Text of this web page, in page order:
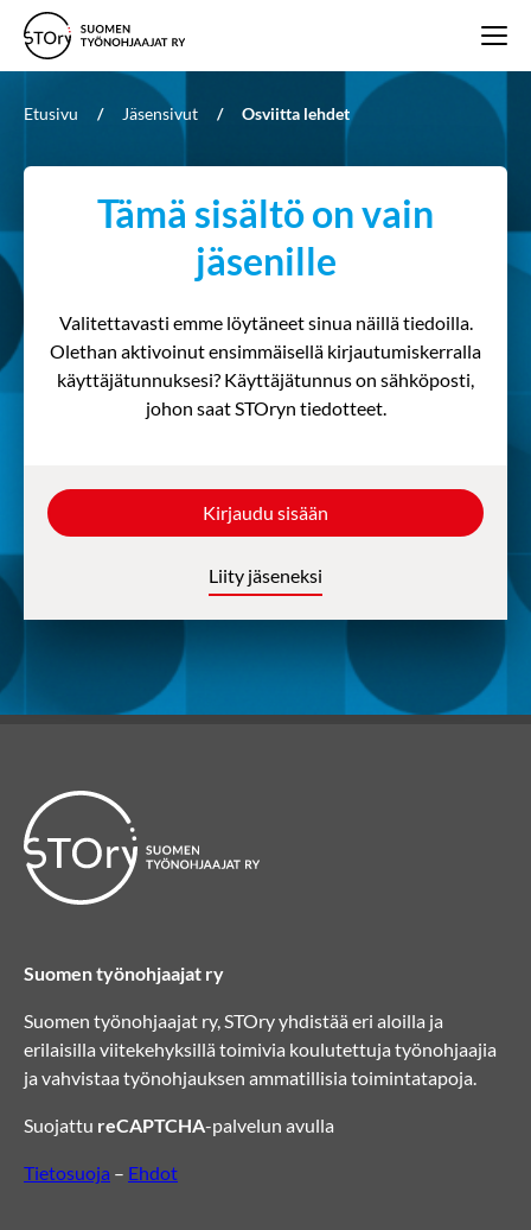
Etusivu / Jäsensivut / Osviitta lehdet
Tämä sisältö on vain
jäsenille
Valitettavasti emme löytäneet sinua näillä tiedoilla.
Olethan aktivoinut ensimmäisellä kirjautumiskerralla
käyttäjätunnuksesi? Käyttäjätunnus on sähköposti,
johon saat STOryn tiedotteet.
Kirjaudu sisään
Liity jäseneksi
Suomen työnohjaajat ry
Suomen työnohjaajat ry, STOry yhdistää eri aloilla ja
erilaisilla viitekehyksillä toimivia koulutettuja työnohjaajia
ja vahvistaa työnohjauksen ammatillisia toimintatapoja.
Suojattu reCAPTCHA-palvelun avulla
Tietosuoja – Ehdot